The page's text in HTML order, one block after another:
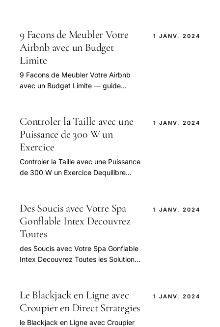
9 Facons de Meubler Votre
Airbnb avec un Budget
Limite
9 Facons de Meubler Votre Airbnb
avec un Budget Limite — guide
1 JANV. 2024
Controler la Taille avec une
Puissance de 300 W un
Exercice
Controler la Taille avec une Puissance
de 300 W un Exercice Dequilibre
aborder.
1 JANV. 2024
Des Soucis avec Votre Spa
Gonflable Intex Decouvrez
Toutes
des Soucis avec Votre Spa Gonflable
Intex Decouvrez Toutes les Solutions
1 JANV. 2024
Le Blackjack en Ligne avec
Croupier en Direct Strategies
le Blackjack en Ligne avec Croupier
1 JANV. 2024